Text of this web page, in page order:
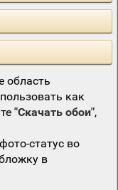
область
как
"Скачать обои",
статус во
в